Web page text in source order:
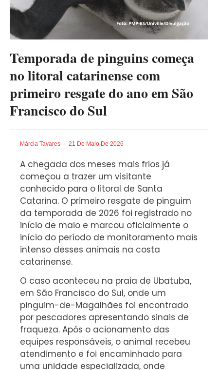
Temporada de pinguins começa
no litoral catarinense com
primeiro resgate do ano em São
Francisco do Sul
Márcia Tavares 21 De Maio De 2026
A chegada dos meses mais frios já
começou a trazer um visitante
conhecido para o litoral de Santa
Catarina. O primeiro resgate de pinguim
da temporada de 2026 foi registrado no
início de maio e marcou oficialmente o
início do período de monitoramento mais
intenso desses animais na costa
catarinense.
O caso aconteceu na praia de Ubatuba,
em São Francisco do Sul, onde um
pinguim-de-Magalhães foi encontrado
por pescadores apresentando sinais de
fraqueza. Após o acionamento das
equipes responsáveis, o animal recebeu
atendimento e foi encaminhado para
uma unidade especializada, onde